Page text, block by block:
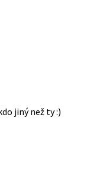
jiný než ty :)